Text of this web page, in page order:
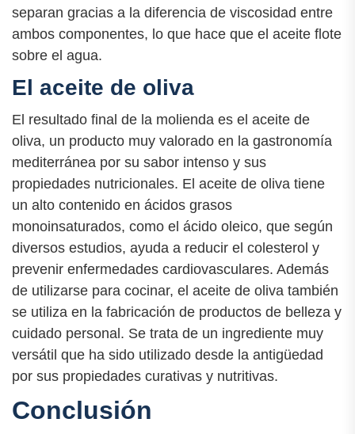
separan gracias a la diferencia de viscosidad entre
ambos componentes, lo que hace que el aceite flote
sobre el agua.
El aceite de oliva
El resultado final de la molienda es el aceite de
oliva, un producto muy valorado en la gastronomía
mediterránea por su sabor intenso y sus
propiedades nutricionales. El aceite de oliva tiene
un alto contenido en ácidos grasos
monoinsaturados, como el ácido oleico, que según
diversos estudios, ayuda a reducir el colesterol y
prevenir enfermedades cardiovasculares. Además
de utilizarse para cocinar, el aceite de oliva también
se utiliza en la fabricación de productos de belleza y
cuidado personal. Se trata de un ingrediente muy
versátil que ha sido utilizado desde la antigüedad
por sus propiedades curativas y nutritivas.
Conclusión